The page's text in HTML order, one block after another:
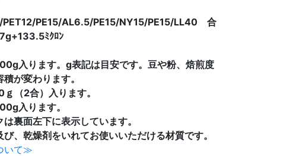
PET12/PE15/AL6.5/PE15/NY15/PE15/LL40 合
ﾐｸﾛﾝ
入ります。g表記は目安です。豆や粉、焙煎度
が変わります。
（2合）入ります。
入ります。
は裏面左下に表示しています。
び、乾燥剤をいれてお使いいただける材質です。
いて≫